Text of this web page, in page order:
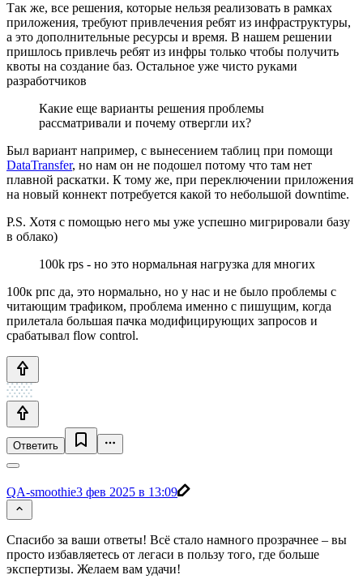
Так же, все решения, которые нельзя реализовать в рамках
приложения, требуют привлечения ребят из инфраструктуры,
а это дополнительные ресурсы и время. В нашем решении
пришлось привлечь ребят из инфры только чтобы получить
квоты на создание баз. Остальное уже чисто руками
разработчиков
Какие еще варианты решения проблемы
рассматривали и почему отвергли их?
Был вариант например, с вынесением таблиц при помощи
DataTransfer, но нам он не подошел потому что там нет
плавной раскатки. К тому же, при переключении приложения
на новый коннект потребуется какой то небольшой downtime.
P.S. Хотя с помощью него мы уже успешно мигрировали базу
в облако)
100k rps - но это нормальная нагрузка для многих
100к рпс да, это нормально, но у нас и не было проблемы с
читающим трафиком, проблема именно с пишущим, когда
прилетала большая пачка модифицирующих запросов и
срабатывал flow control.
Ответить
QA-smoothie3 фев 2025 в 13:09
Спасибо за ваши ответы! Всё стало намного прозрачнее – вы
просто избавляетесь от легаси в пользу того, где больше
экспертизы. Желаем вам удачи!